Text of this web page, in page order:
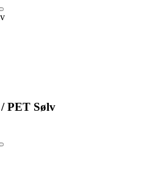
PET Sølv